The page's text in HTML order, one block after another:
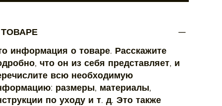
информация о товаре. Расскажите
что он из себя представляет, и
всю необходимую
размеры, материалы,
по уходу и т. д. Это также